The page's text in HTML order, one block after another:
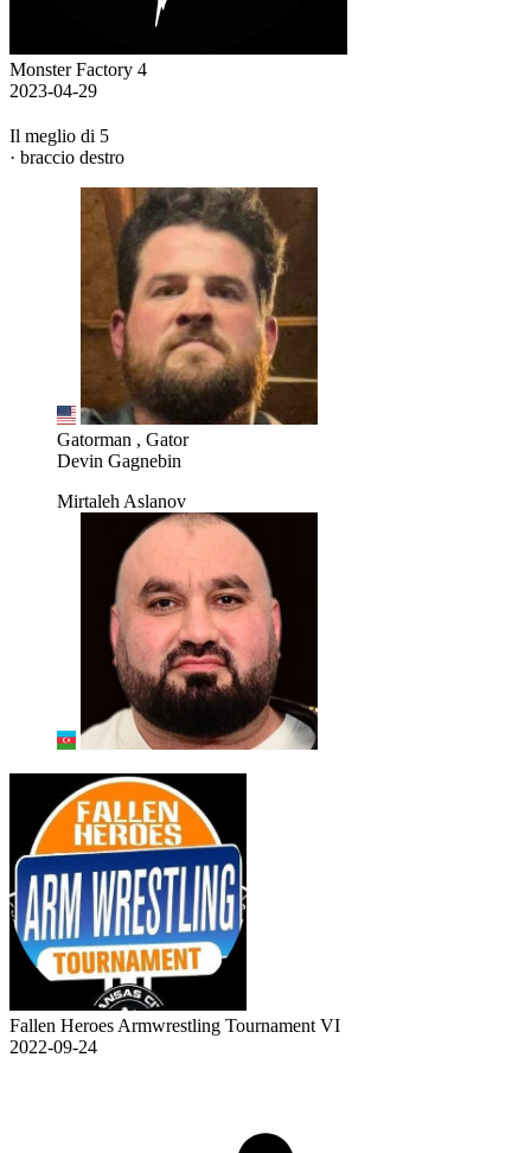
Monster Factory 4
2023-04-29
Il meglio di 5
· braccio destro
Gatorman , Gator
Devin Gagnebin
Mirtaleh Aslanov
Fallen Heroes Armwrestling Tournament VI
2022-09-24